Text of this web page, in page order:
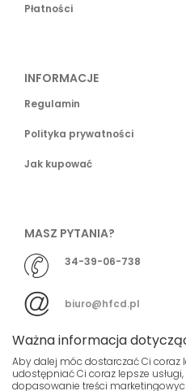
Płatności
INFORMACJE
Regulamin
Polityka prywatności
Jak kupować
MASZ PYTANIA?
34-39-06-738
biuro@hfcd.pl
Ważna informacja
Aby dalej móc dostarczać Ci coraz
udostępniać Ci coraz lepsze
dopasowanie treści